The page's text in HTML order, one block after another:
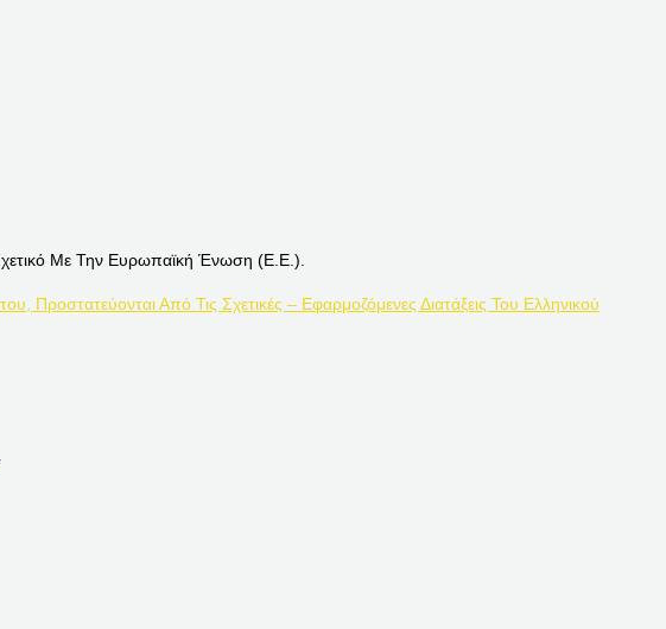
Με Την Ευρωπαϊκή Ένωση (Ε.Ε.).
Προστατεύονται Από Τις Σχετικές – Εφαρμοζόμενες Διατάξεις Του Ελληνικού